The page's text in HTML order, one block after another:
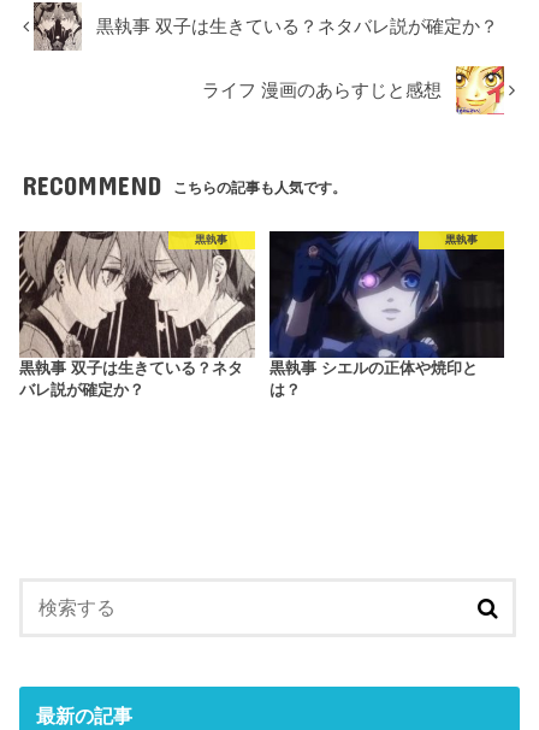
黒執事 双子は生きている？ネタバレ説が確定か？
ライフ 漫画のあらすじと感想
RECOMMEND こちらの記事も人気です。
黒執事
黒執事 双子は生きている？ネタ
バレ説が確定か？
黒執事
黒執事 シエルの正体や焼印と
は？
最新の記事